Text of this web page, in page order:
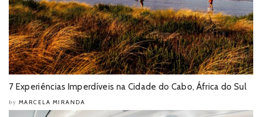
7 Experiências Imperdíveis na Cidade do Cabo, África do Sul
by MARCELA MIRANDA